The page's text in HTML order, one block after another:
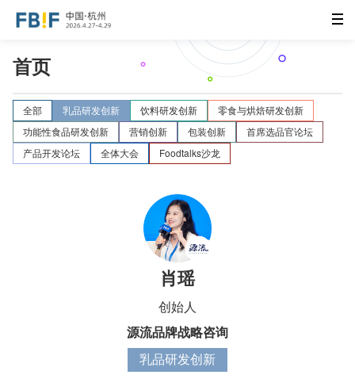
首页
全部 乳品研发创新 饮料研发创新
零食与烘焙研发创新
功能性食品研发创新
营销创新 包装创新
首席选品官论坛
产品开发论坛
全体大会 Foodtalks沙龙
肖瑶
创始人
源流品牌战略咨询
乳品研发创新